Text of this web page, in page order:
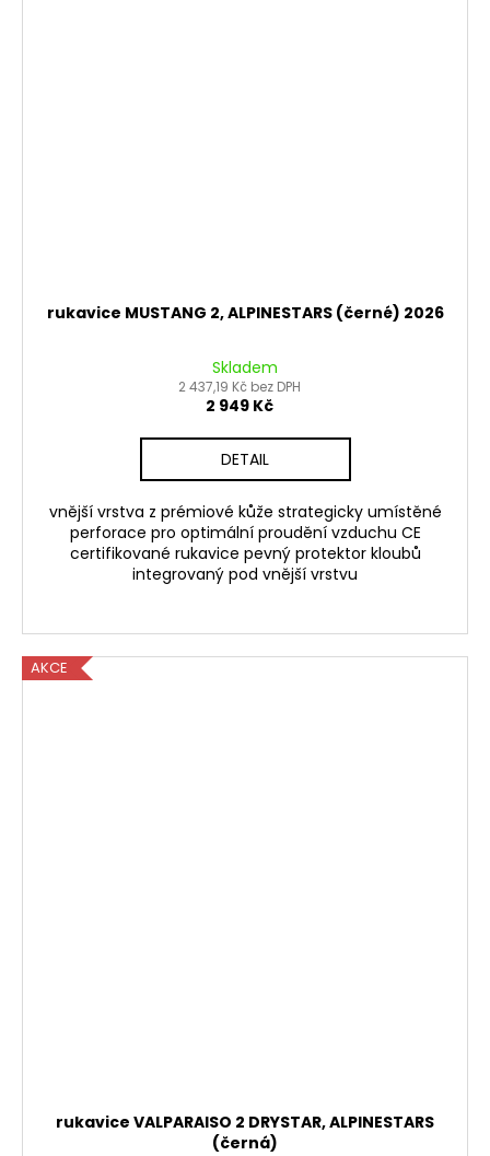
rukavice MUSTANG 2, ALPINESTARS (černé) 2026
Skladem
2 437,19 Kč bez DPH
2 949 Kč
DETAIL
vnější vrstva z prémiové kůže strategicky umístěné
perforace pro optimální proudění vzduchu CE
certifikované rukavice pevný protektor kloubů
integrovaný pod vnější vrstvu
AKCE
rukavice VALPARAISO 2 DRYSTAR, ALPINESTARS
(černá)